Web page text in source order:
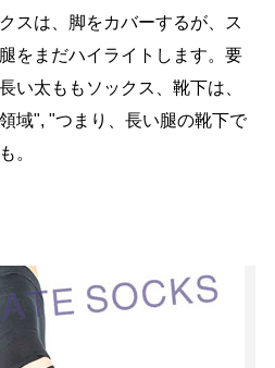
スは、脚をカバーするが、ス
をまだハイライトします。要
い太ももソックス、靴下は、
域", "つまり、長い腿の靴下で
。